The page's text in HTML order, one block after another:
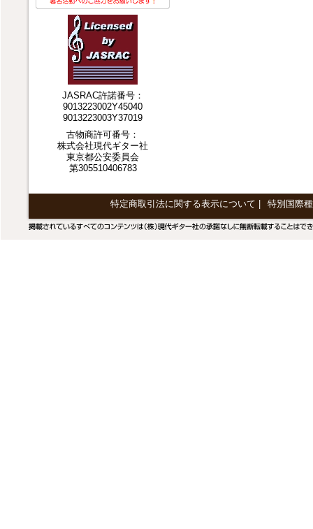
JASRAC許諾番号：
9013223002Y45040
9013223003Y37019
古物商許可番号：
株式会社現代ギター社
東京都公安委員会
第305510406783
特定商取引法に関する表示について 特別国際